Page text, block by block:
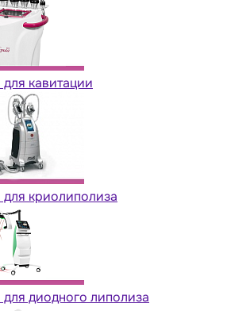
кавитации
криолиполиза
диодного липолиза